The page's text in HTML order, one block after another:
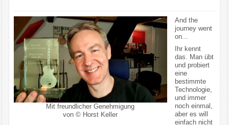
Mit freundlicher Genehmigung
von © Horst Keller
And the
journey went
on...
Ihr kennt
das. Man übt
und probiert
eine
bestimmte
Technologie,
und immer
noch einmal,
aber es will
einfach nicht